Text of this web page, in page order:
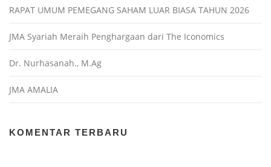
RAPAT UMUM PEMEGANG SAHAM LUAR BIASA TAHUN 2026
JMA Syariah Meraih Penghargaan dari The Iconomics
Dr. Nurhasanah., M.Ag
JMA AMALIA
KOMENTAR TERBARU